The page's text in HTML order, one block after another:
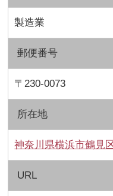
製造業
郵便番号
〒230-0073
所在地
神奈川県横浜市鶴見
URL